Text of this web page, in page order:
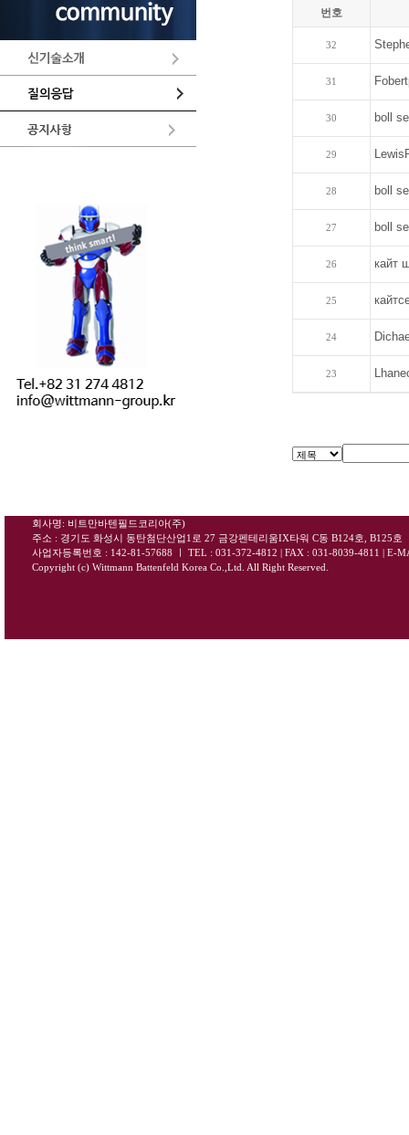
번호
32
31
30 boll
29
28 boll
27 boll
26 кайт
25
24
23
회사명: 비트만바텐필드코리아(주)
주소 : 경기도 화성시 동탄첨단산업1로 27 금강펜테리움IX타워 C동 B124호, B125호
사업자등록번호 : 142-81-57688
ㅣ TEL : 031-372-4812 | FAX : 031-8039-4811 | E-
Copyright (c) Wittmann Battenfeld Korea Co.,Ltd. All Right Reserved.